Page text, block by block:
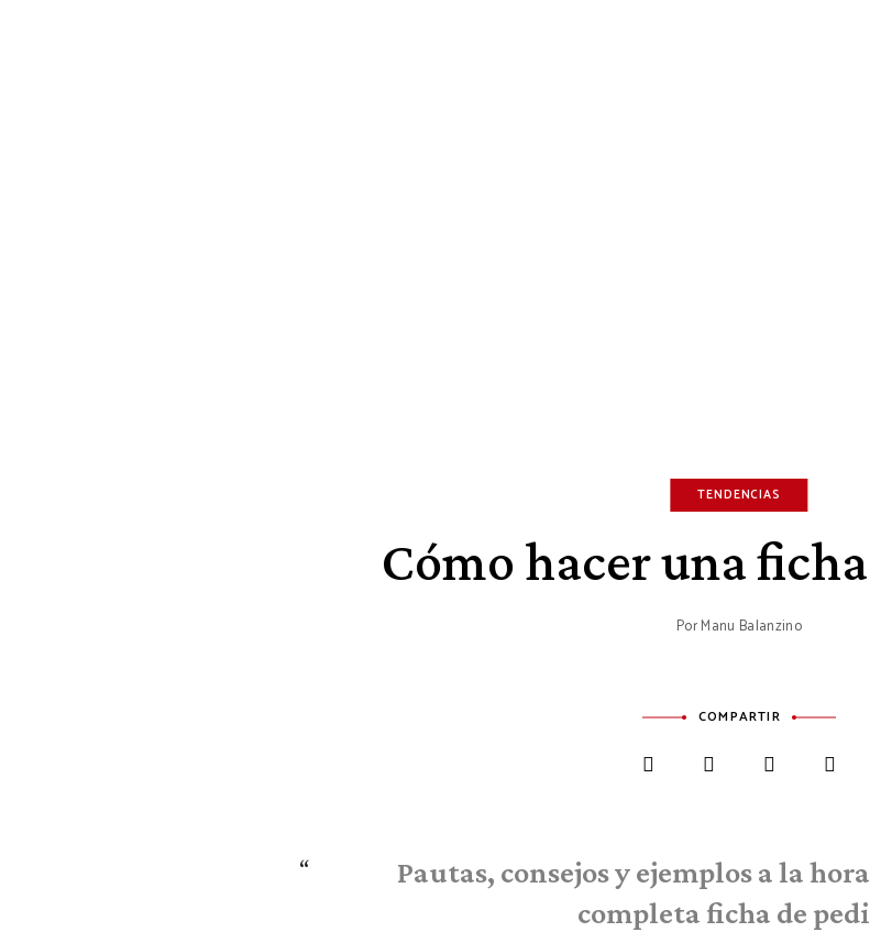
TENDENCIAS
Cómo hacer una
PorManu Balanzino
COMPARTIR
Pautas, consejos y ejemplos a la
completa ficha de